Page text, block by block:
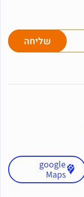
google
Maps